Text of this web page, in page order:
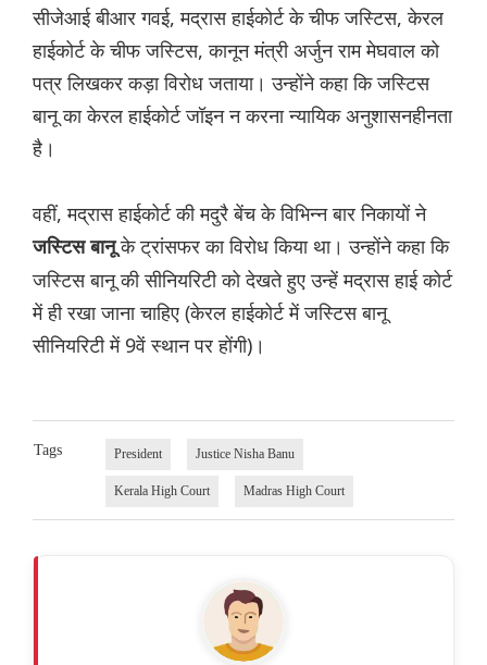
सीजेआई बीआर गवई, मद्रास हाईकोर्ट के चीफ जस्टिस, केरल
हाईकोर्ट के चीफ जस्टिस, कानून मंत्री अर्जुन राम मेघवाल को
पत्र लिखकर कड़ा विरोध जताया। उन्होंने कहा कि जस्टिस
बानू का केरल हाईकोर्ट जॉइन न करना न्यायिक अनुशासनहीनता
है।
वहीं, मद्रास हाईकोर्ट की मदुरै बेंच के विभिन्न बार निकायों ने
जस्टिस बानूके ट्रांसफर का विरोध किया था। उन्होंने कहा कि
जस्टिस बानू की सीनियरिटी को देखते हुए उन्हें मद्रास हाई कोर्ट
में ही रखा जाना चाहिए (केरल हाईकोर्ट में जस्टिस बानू
सीनियरिटी में 9वें स्थान पर होंगी)।
Tags President Justice Nisha Banu
Kerala High Court Madras High Court